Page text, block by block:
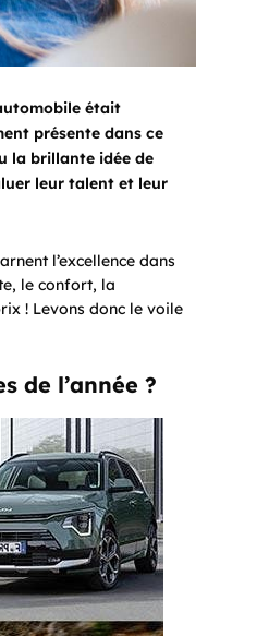
était
présente dans ce
la brillante idée de
leur talent et leur
l’excellence dans
le confort, la
! Levons donc le voile
de l’année ?